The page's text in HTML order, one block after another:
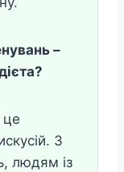
–
це
З
людям із